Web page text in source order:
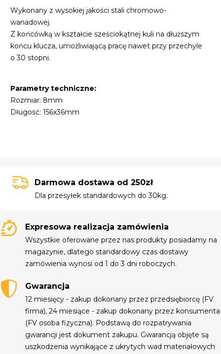
Wykonany z wysokiej jakości stali chromowo-
wanadowej.
Z końcówką w kształcie sześciokątnej kuli na dłuższym
końcu klucza, umożliwiającą pracę nawet przy przechyle
o 30 stopni.
Parametry techniczne:
Rozmiar: 8mm
Długość: 156x36mm
Darmowa dostawa od 250zł
Dla przesyłek standardowych do 30kg.
Expresowa realizacja zamówienia
Wszystkie oferowane przez nas produkty posiadamy na
magazynie, dlatego standardowy czas dostawy
zamówienia wynosi od 1 do 3 dni roboczych.
Gwarancja
12 miesięcy - zakup dokonany przez przedsiębiorcę (FV
firma), 24 miesiące - zakup dokonany przez konsumenta
(FV osoba fizyczna). Podstawą do rozpatrywania
gwarancji jest dokument zakupu. Gwarancją objęte są
uszkodzenia wynikające z ukrytych wad materiałowych